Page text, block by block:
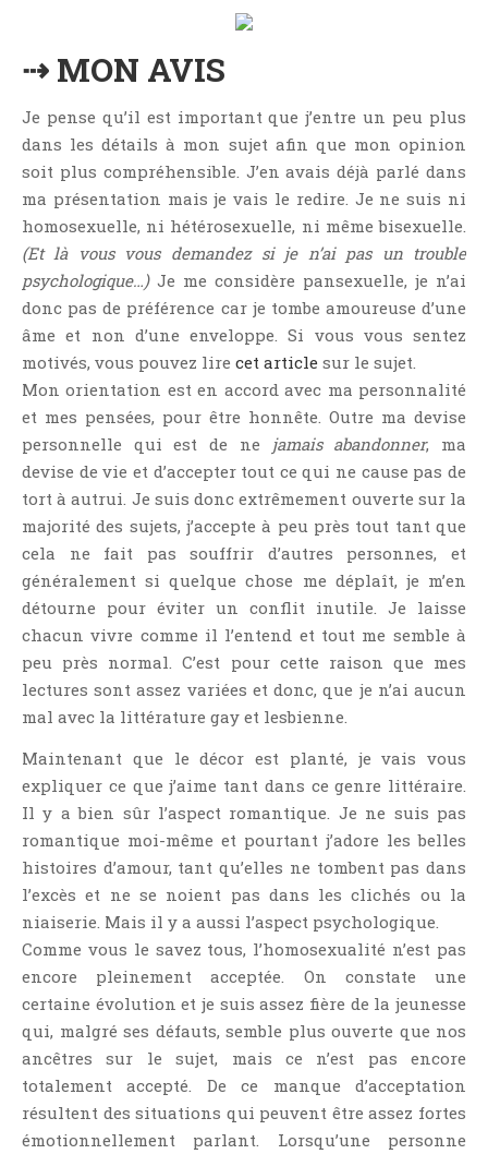
⇢ MON AVIS
Je pense qu’il est important que j’entre un peu plus
dans les détails à mon sujet afin que mon opinion
soit plus compréhensible. J’en avais déjà parlé dans
ma présentation mais je vais le redire. Je ne suis ni
homosexuelle, ni hétérosexuelle, ni même bisexuelle.
(Et là vous vous demandez si je n’ai pas un trouble
psychologique…)Je me considère pansexuelle, je n’ai
donc pas de préférence car je tombe amoureuse d’une
âme et non d’une enveloppe. Si vous vous sentez
motivés, vous pouvez lire cet article sur le sujet.
Mon orientation est en accord avec ma personnalité
et mes pensées, pour être honnête. Outre ma devise
personnelle qui est de ne jamais abandonner, ma
devise de vie et d’accepter tout ce qui ne cause pas de
tort à autrui. Je suis donc extrêmement ouverte sur la
majorité des sujets, j’accepte à peu près tout tant que
cela ne fait pas souffrir d’autres personnes, et
généralement si quelque chose me déplaît, je m’en
détourne pour éviter un conflit inutile. Je laisse
chacun vivre comme il l’entend et tout me semble à
peu près normal. C’est pour cette raison que mes
lectures sont assez variées et donc, que je n’ai aucun
mal avec la littérature gay et lesbienne.
Maintenant que le décor est planté, je vais vous
expliquer ce que j’aime tant dans ce genre littéraire.
Il y a bien sûr l’aspect romantique. Je ne suis pas
romantique moi-même et pourtant j’adore les belles
histoires d’amour, tant qu’elles ne tombent pas dans
l’excès et ne se noient pas dans les clichés ou la
niaiserie. Mais il y a aussi l’aspect psychologique.
Comme vous le savez tous, l’homosexualité n’est pas
encore pleinement acceptée. On constate une
certaine évolution et je suis assez fière de la jeunesse
qui, malgré ses défauts, semble plus ouverte que nos
ancêtres sur le sujet, mais ce n’est pas encore
totalement accepté. De ce manque d’acceptation
résultent des situations qui peuvent être assez fortes
émotionnellement parlant. Lorsqu’une personne